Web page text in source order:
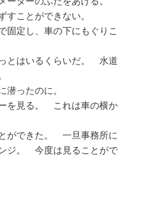
ことができない。
固定し、車の下にもぐりこ
とはいるくらいだ。 水道
ったのに。
を見る。 これは車の横か
ができた。 一旦事務所に
ジ。 今度は見ることがで